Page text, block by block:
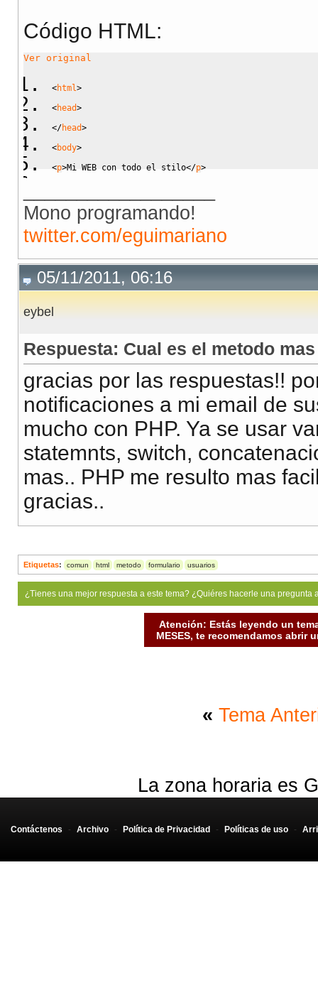
Código HTML:
Ver original
<html>
<head>
</head>
<body>
<p>Mi WEB con todo el stilo</p>
</ body>
html
Mono programando!
twitter.com/eguimariano
05/11/2011, 06:16
eybel
Respuesta: Cual es el metodo
gracias por las respuestas!!
notificaciones a mi email de
mucho con PHP. Ya se usar
statemnts, switch,
mas.. PHP me resulto mas
gracias..
Etiquetas: comun html metodo formulario usuarios
¿Tienes una mejor respuesta a este tema? ¿Quiéres hacerle una
Atención: Estás leyendo un
MESES, te recomendamos abrir
« Tema
La zona horaria es
Contáctenos - Archivo - Política de Privacidad - Políticas de uso -